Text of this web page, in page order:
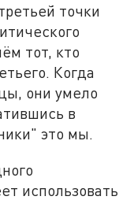
точки
тот, кто
Когда
они умело
в
это мы.
использовать